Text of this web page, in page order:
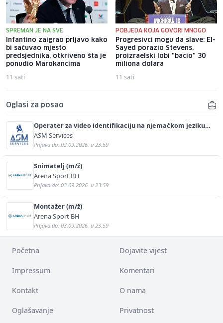
SPREMAN JE NA SVE
Infantino zaigrao prljavo kako
bi sačuvao mjesto
predsjednika, otkriveno šta je
ponudio Marokancima
11 sati
POBJEDA KOJA GOVORI MNOGO
Progresivci mogu da slave: El-
Sayed porazio Stevens,
proizraelski lobi "bacio" 30
miliona dolara
11 sati
Oglasi za posao
Operater za video identifikaciju na njemačkom jeziku
(m/ž)
ASM Services
Prijava do: 02.09.2026. u 23:59
Snimatelj (m/ž)
Arena Sport BH
Prijava do: 03.09.2026. u 23:59
Montažer (m/ž)
Arena Sport BH
Prijava do: 03.09.2026. u 23:59
Početna Dojavite vijest
Impressum Komentari
Kontakt O nama
Oglašavanje Privatnost